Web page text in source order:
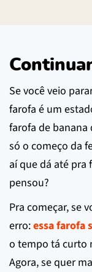
Se você veio
farofa é um
farofa de banana
só o começo da
aí que dá até pra
pensou?
Pra começar, se
erro:essa farofa
o tempo tá curto
Agora, se quer